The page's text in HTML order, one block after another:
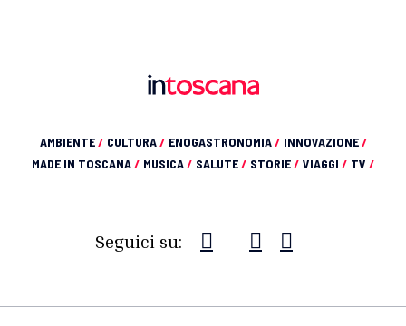
AMBIENTE/ CULTURA/ ENOGASTRONOMIA/ INNOVAZIONE/
MADE IN TOSCANA/ MUSICA/ SALUTE/ STORIE/ VIAGGI / TV /
Seguici su: